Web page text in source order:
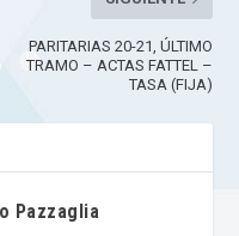
PARITARIAS 20-21, ÚLTIMO
TRAMO – ACTAS FATTEL –
TASA (FIJA)
Pazzaglia